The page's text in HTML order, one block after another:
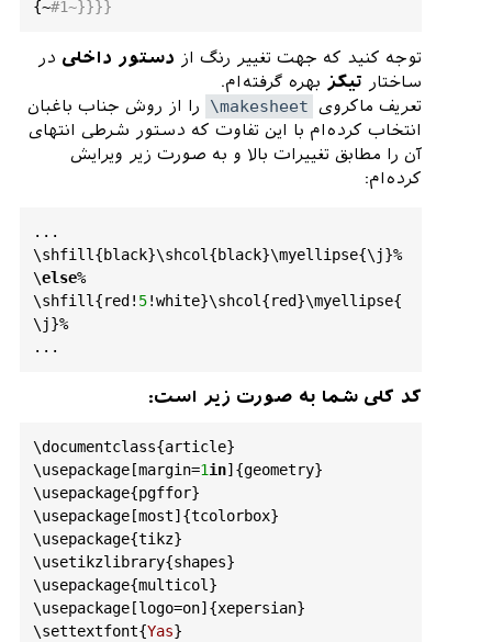
{~#1~}}}}
توجه کنید که جهت تغییر رنگ از دستور داخلی در
ساختار تیکز بهره گرفته‌ام.
تعریف ماکروی \makesheet
را از روش جناب باغبان
انتخاب کرده‌ام با این تفاوت که دستور شرطی انتها‌ی
آن را مطابق تغییرات بالا و به صورت زیر ویرایش
کرده‌ام:
...
\shfill{black}\shcol{black}\myellipse{\j}%
\else%
\shfill{red! 5!white}\shcol{red}\myellipse{
\j}%
کد کلی شما به صورت زیر است:
\documentclass{article}
\usepackage[margin=1in]{geometry}
\usepackage{pgffor}
\usepackage[most]{tcolorbox}
\usepackage{tikz}
\usetikzlibrary{shapes}
\usepackage{multicol}
\usepackage[logo=on]{xepersian}
\settextfont{Yas}